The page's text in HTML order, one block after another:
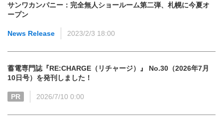
サンワカンパニー：完全無人ショールーム第二弾、札幌に今夏オ
ープン
News Release 2023/2/3 18:00
蓄電専門誌『RE:CHARGE（リチャージ）』 No.30（2026年7月
10日号）を発刊しました！
PR 2026/7/10 0:00